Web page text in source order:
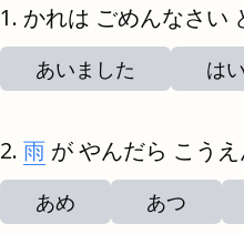
かれは ごめんなさい
あいました は
雨 が やんだら こうえ
あめ あつ